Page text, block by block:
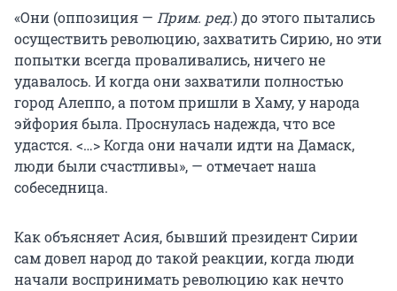
«Они (оппозиция — Прим. ред.) до этого пытались
осуществить революцию, захватить Сирию, но эти
попытки всегда проваливались, ничего не
удавалось. И когда они захватили полностью
город Алеппо, а потом пришли в Хаму, у народа
эйфория была. Проснулась надежда, что все
удастся. <…> Когда они начали идти на Дамаск,
люди были счастливы», — отмечает наша
собеседница.
Как объясняет Асия, бывший президент Сирии
сам довел народ до такой реакции, когда люди
начали воспринимать революцию как нечто